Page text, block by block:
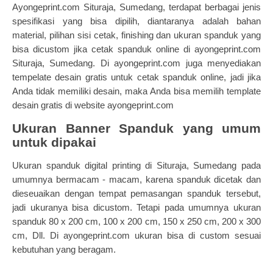
Ayongeprint.com Situraja, Sumedang, terdapat berbagai jenis
spesifikasi yang bisa dipilih, diantaranya adalah bahan
material, pilihan sisi cetak, finishing dan ukuran spanduk yang
bisa dicustom jika cetak spanduk online di ayongeprint.com
Situraja, Sumedang. Di ayongeprint.com juga menyediakan
tempelate desain gratis untuk cetak spanduk online, jadi jika
Anda tidak memiliki desain, maka Anda bisa memilih template
desain gratis di website ayongeprint.com
Ukuran Banner Spanduk yang umum
untuk dipakai
Ukuran spanduk digital printingdi Situraja, Sumedang pada
umumnya bermacam - macam, karena spanduk dicetak dan
dieseuaikan dengan tempat pemasangan spanduk tersebut,
jadi ukuranya bisa dicustom. Tetapi pada umumnya ukuran
spanduk 80 x 200 cm, 100 x 200 cm, 150 x 250 cm, 200 x 300
cm, Dll. Di ayongeprint.com ukuran bisa di custom sesuai
kebutuhan yang beragam.